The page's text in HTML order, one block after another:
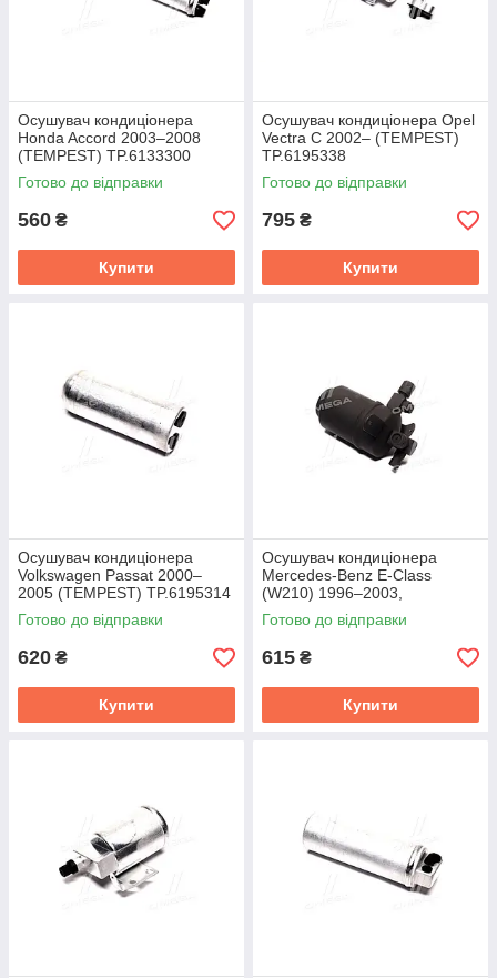
Осушувач кондиціонера
Honda Accord 2003–2008
(TEMPEST) TP.6133300
Готово до відправки
560 ₴
Купити
Осушувач кондиціонера Opel
Vectra C 2002– (TEMPEST)
TP.6195338
Готово до відправки
795 ₴
Купити
Осушувач кондиціонера
Volkswagen Passat 2000–
2005 (TEMPEST) TP.6195314
Готово до відправки
620 ₴
Купити
Осушувач кондиціонера
Mercedes-Benz E-Class
(W210) 1996–2003,
кондиціонер (TEMPEST)
TP.6195025
Готово до відправки
615 ₴
Купити